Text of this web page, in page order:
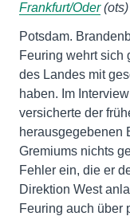
Frankfurt/Oder(ots)
Potsdam.
Feuring wehrt sich
des Landes mit
haben. Im
versicherte der
herausgegebenen
Gremiums nichts
Fehler ein, die er
Direktion West
Feuring auch über